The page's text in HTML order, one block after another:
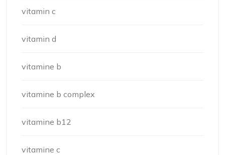
vitamin c
vitamin d
vitamine b
vitamine b complex
vitamine b12
vitamine c